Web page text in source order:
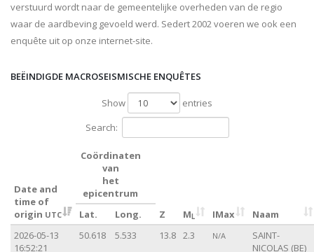
verstuurd wordt naar de gemeentelijke overheden van de regio
waar de aardbeving gevoeld werd. Sedert 2002 voeren we ook een
enquête uit op onze internet-site.
BEËINDIGDE MACROSEISMISCHE ENQUÊTES
Show
entries
Search:
Date and
time of
origin UTC
Coördinaten
van
het
epicentrum
Z
M L IMax Naam
Lat.
Long.
2026-05-13
16:52:21
50.618 5.533 13.8 2.3 N/A
SAINT-
NICOLAS (BE)